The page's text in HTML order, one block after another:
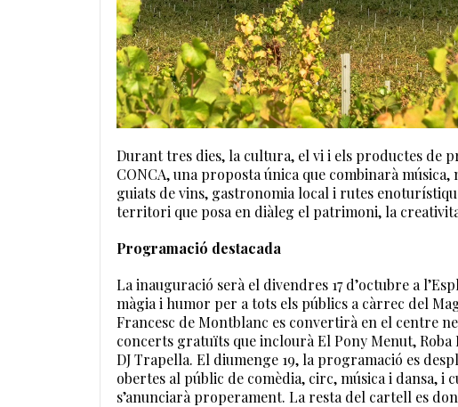
Durant tres dies, la cultura, el vi i els productes de
CONCA, una proposta única que combinarà
guiats de vins, gastronomia local i rutes
territori que posa en diàleg el patrimoni, la
Programació destacada
La inauguració serà el divendres 17 d’octubre a
màgia i humor per a tots els públics a càrrec del
Francesc de Montblanc es convertirà en el centre
concerts gratuïts que inclourà El Pony Menut, Roba
DJ Trapella. El diumenge 19, la programació es
obertes al públic de comèdia, circ, música i dansa, i
s’anunciarà properament. La resta del cartell es